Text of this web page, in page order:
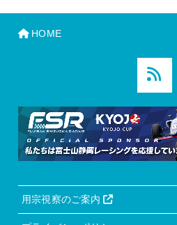
HOME
用宗視察のご案内